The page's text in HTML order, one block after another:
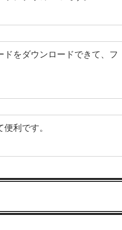
ドをダウンロードできて、フ
利です。